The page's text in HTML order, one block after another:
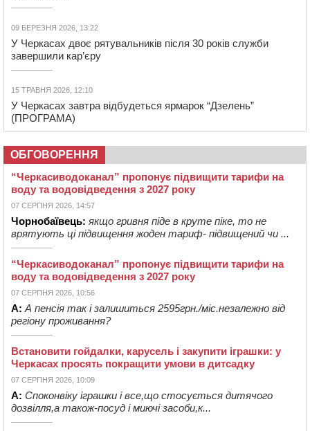
09 БЕРЕЗНЯ 2026, 13:22
У Черкасах двоє рятувальників після 30 років служби
завершили кар’єру
15 ТРАВНЯ 2026, 12:10
У Черкасах завтра відбудеться ярмарок “Дзелень”
(ПРОГРАМА)
ОБГОВОРЕННЯ
“Черкасиводоканал” пропонує підвищити тарифи на
воду та водовідведення з 2027 року
07 СЕРПНЯ 2026, 14:57
Чорнобаївець: якщо гривня піде в круте піке, то не
врятують ці підвищення жоден тариф- підвищений чи ...
“Черкасиводоканал” пропонує підвищити тарифи на
воду та водовідведення з 2027 року
07 СЕРПНЯ 2026, 10:56
А: А пенсія так і залишиться 2595грн./міс.незалежно від
регіону проживання?
Встановити гойдалки, карусель і закупити іграшки: у
Черкасах просять покращити умови в дитсадку
07 СЕРПНЯ 2026, 10:09
А: Споконвіку іграшки і все,що стосується дитячого
дозвілля,а також-посуд і миючі засоби,к...